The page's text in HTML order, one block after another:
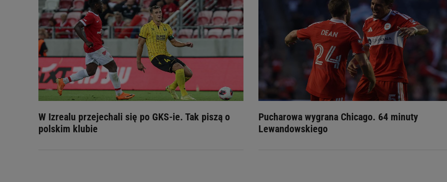
W Izrealu przejechali się po GKS-ie. Tak piszą o
polskim klubie
Pucharowa wygrana Chicago. 64 minuty
Lewandowskiego